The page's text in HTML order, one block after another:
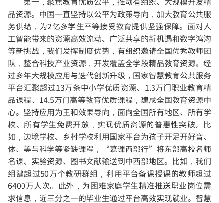
品资源。 中国一直坚持以公平为政策导向，加大教育公共服
务供给，为2亿多学生平等接受教育提供坚强保障。面对人
工智能带来的资源高效流动、广泛共享的新机遇和数字鸿沟
等新挑战，我们发挥制度优势，有组织邀请全国优秀教师团
队，整合科技产业资源，开发覆盖全学段精品教育资源。经
过多年大规模应用与迭代创新升级，国家智慧教育公共服务
平台汇聚超过13万条中小学优质资源、1.3万门职业教育精
品课程、14.5万门高等教育优质课程，建成全国教育资源中
心。坚持应用为王和效果导向，面向全国所有地区、所有学
校、所有学生免费开放，实现优质资源的普惠性突破。比
如，边境学校、乡村学校利用国家平台为孩子开足开好音、
体、美与科学等紧缺课程，“慕课西部行”将东部高校名师
名课、实验资源、图书文献输送到中西部地区。比如，我们
组建超过50万个教研群组，利用平台备课授课的教师超过
6400万人次。此外，为困难家庭学生精准推送职业岗位需
求信息，近三分之一的毕业生通过平台高效实现就业。智慧